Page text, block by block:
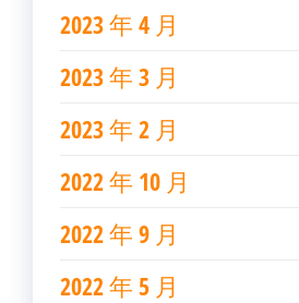
2023 年 4 月
2023 年 3 月
2023 年 2 月
2022 年 10 月
2022 年 9 月
2022 年 5 月